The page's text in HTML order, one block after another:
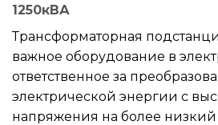
1250кВА
Трансформаторная
важное оборудование в
ответственное за
электрической энергии с
напряжения на более низкий